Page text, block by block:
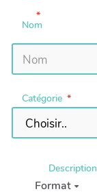
Nom
Catégorie
Description
Format